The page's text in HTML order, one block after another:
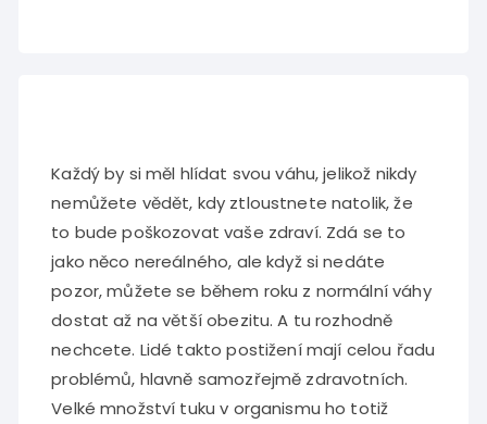
Každý by si měl hlídat svou váhu, jelikož nikdy
nemůžete vědět, kdy ztloustnete natolik, že
to bude poškozovat vaše zdraví. Zdá se to
jako něco nereálného, ale když si nedáte
pozor, můžete se během roku z normální váhy
dostat až na větší obezitu. A tu rozhodně
nechcete. Lidé takto postižení mají celou řadu
problémů, hlavně samozřejmě zdravotních.
Velké množství tuku v organismu ho totiž